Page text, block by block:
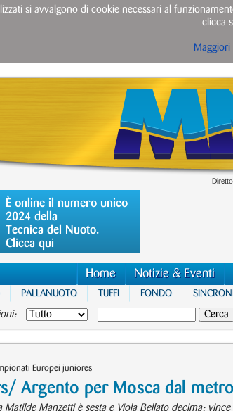
È online il numero unico
2024 della
Tecnica del Nuoto.
Clicca qui
Home Notizie & Eventi
PALLANUOTO TUFFI FONDO
Europei juniores
Argento per Mosca dal metro
Matilde Manzetti è sesta e Viola Bellato decima;
si avvalgono di cookie necessari al
clicca